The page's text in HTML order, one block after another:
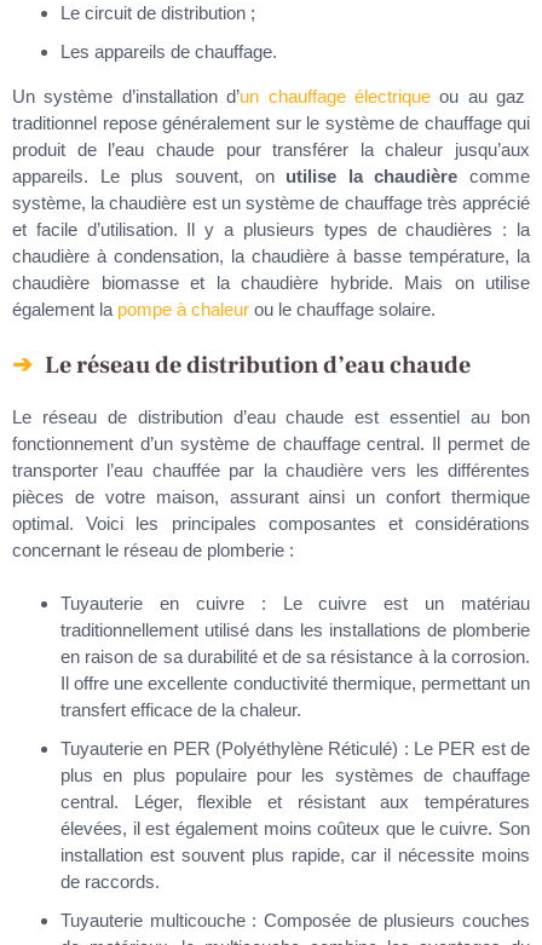
Le circuit de distribution ;
Les appareils de chauffage.
Un système d’installation d’un chauffage électriqueou au gaz
traditionnel repose généralement sur le système de chauffage qui
produit de l’eau chaude pour transférer la chaleur jusqu’aux
appareils. Le plus souvent, on utilise la chaudière comme
système, la chaudière est un système de chauffage très apprécié
et facile d’utilisation. Il y a plusieurs types de chaudières : la
chaudière à condensation, la chaudière à basse température, la
chaudière biomasse et la chaudière hybride. Mais on utilise
également la pompe à chaleur ou le chauffage solaire.
Le réseau de distribution d’eau chaude
Le réseau de distribution d’eau chaude est essentiel au bon
fonctionnement d’un système de chauffage central. Il permet de
transporter l’eau chauffée par la chaudière vers les différentes
pièces de votre maison, assurant ainsi un confort thermique
optimal. Voici les principales composantes et considérations
concernant le réseau de plomberie :
Tuyauterie en cuivre : Le cuivre est un matériau
traditionnellement utilisé dans les installations de plomberie
en raison de sa durabilité et de sa résistance à la corrosion.
Il offre une excellente conductivité thermique, permettant un
transfert efficace de la chaleur.
Tuyauterie en PER (Polyéthylène Réticulé) : Le PER est de
plus en plus populaire pour les systèmes de chauffage
central. Léger, flexible et résistant aux températures
élevées, il est également moins coûteux que le cuivre. Son
installation est souvent plus rapide, car il nécessite moins
de raccords.
Tuyauterie multicouche : Composée de plusieurs couches